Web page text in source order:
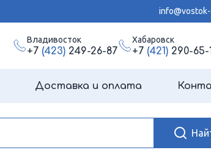
Владивосток
+7 (423)249-26-87
Хабаровск
+7 (421)290-65-
Доставка и оплата